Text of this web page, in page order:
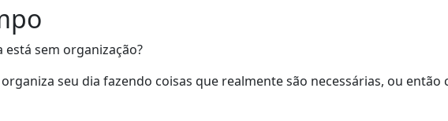
sem organização?
seu dia fazendo coisas que realmente são necessárias, ou